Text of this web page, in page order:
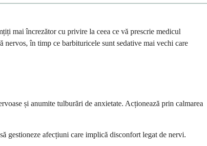
mai încrezător cu privire la ceea ce vă prescrie medicul
nervos, în timp ce barbituricele sunt sedative mai vechi care
și anumite tulburări de anxietate. Acționează prin calmarea
gestioneze afecțiuni care implică disconfort legat de nervi.